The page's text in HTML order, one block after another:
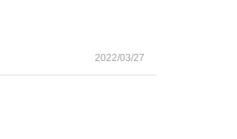
2022/03/27